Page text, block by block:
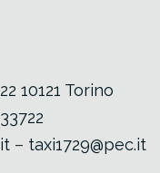
10121 Torino
– taxi1729@pec.it